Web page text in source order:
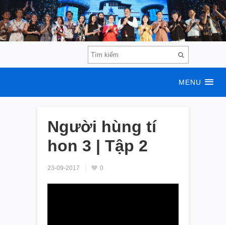
MENU
Người hùng tí
hon 3 | Tập 2
23-09-2017 0